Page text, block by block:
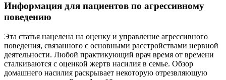
Информация для пациентов по агрессивному
поведению
Эта статья нацелена на оценку и управление агрессивного
поведения, связанного с основными расстройствами нервной
деятельности. Любой практикующий врач время от времени
сталкиваются с оценкой жертв насилия в семье. Обзор
домашнего насилия раскрывает некоторую отрезвляющую